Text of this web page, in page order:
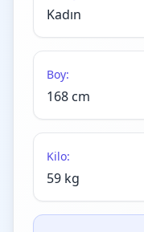
Kadın
Boy:
168 cm
Kilo:
59 kg